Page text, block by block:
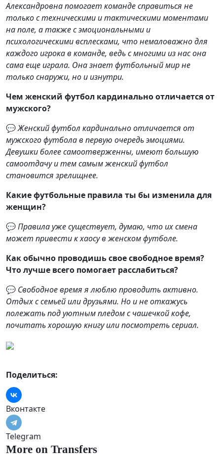
Александровна помогает команде справиться не
только с техническими и тактическими моментами
на поле, а также с эмоциональными и
психологическими всплесками, что немаловажно для
каждого игрока в команде, ведь с многими из нас она
сама еще играла. Она знает футбольный мир не
только снаружи, но и изнутри.
Чем женский футбол кардинально отличается от
мужского?
💬Женский футбол кардинально отличается от
мужского футбола в первую очередь эмоциями.
Девушки более самоотверженны, имеют большую
самоотдачу и тем самым женский футбол
становится зрелищнее.
Какие футбольные правила ты бы изменила для
женщин?
💬Правила уже существует, думаю, что их смена
может привести к хаосу в женском футболе.
Как обычно проводишь свое свободное время?
Что лучше всего помогает расслабиться?
💬 Свободное время я люблю проводить активно.
Отдых с семьей или друзьями. Но и не откажусь
полежать под уютным пледом с чашечкой кофе,
почитать хорошую книгу или посмотреть сериал.
Поделиться:
Вконтакте
Telegram
More on Transfers